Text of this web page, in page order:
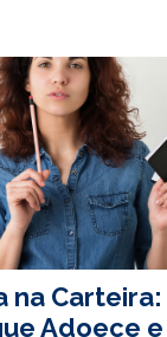
na Carteira:
Adoece